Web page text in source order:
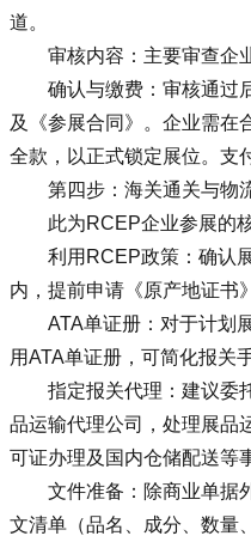
道。
审核内容：主要审查企
确认与缴费：审核通过
及《参展合同》。企业需在
全款，以正式锁定展位。支
第四步：海关通关与物
此为RCEP企业参展的
利用RCEP政策：确认
内，提前申请《原产地证书
ATA单证册：对于计划
用ATA单证册，可简化报关
指定报关代理：建议委
品运输代理公司，处理展品
可证办理及国内仓储配送等
文件准备：除商业单据
文清单（品名、成分、数量